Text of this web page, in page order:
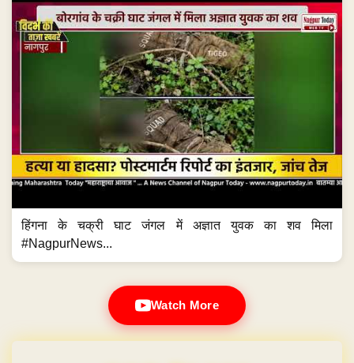
हिंगना के चक्री घाट जंगल में अज्ञात युवक का शव मिला
#NagpurNews...
Watch More